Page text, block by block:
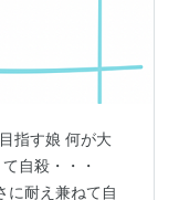
指す娘 何が大
自殺・・・
に耐え兼ねて自